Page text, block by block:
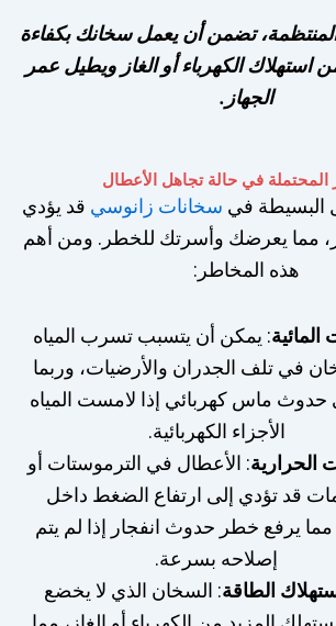
تضمن أن يعمل سخانك بكفاءة
استهلاك الكهرباء أو الغاز ويطيل عمر
الجهاز.
المحتملة في حالة تجاهل الأعطال
البسيطة في سخانات زانوسي قد يؤدي
مما يعرضك وأسرتك للخطر. ومن أهم
هذه المخاطر:
المائية: يمكن أن يتسبب تسرب المياه
في تلف الجدران والأرضيات، وربما
حدوث ماس كهربائي إذا لامست المياه
الأجزاء الكهربائية.
الحرارية: الأعطال في الترموستات أو
قد تؤدي إلى ارتفاع الضغط داخل
مما يرفع خطر حدوث انفجار إذا لم يتم
إصلاحه بسرعة.
الطاقة: السخان الذي لا يخضع